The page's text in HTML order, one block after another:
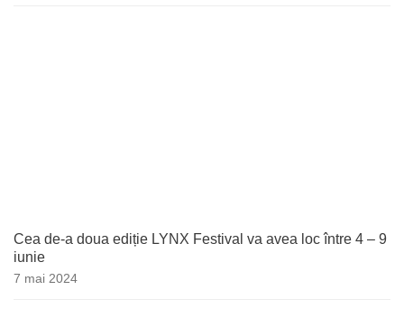
Cea de-a doua ediție LYNX Festival va avea loc între 4 – 9
iunie
7 mai 2024